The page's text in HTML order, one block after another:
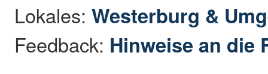
Lokales:Westerburg &
Feedback: Hinweise an die